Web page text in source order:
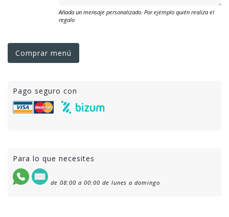
Añada un mensaje personalizado. Por ejemplo quién realiza el
regalo
Comprar menú
Pago seguro con
Para lo que necesites
de 08:00 a 00:00 de lunes a domingo